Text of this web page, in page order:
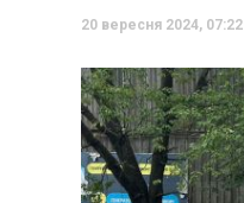
20 вересня 2024, 07:22